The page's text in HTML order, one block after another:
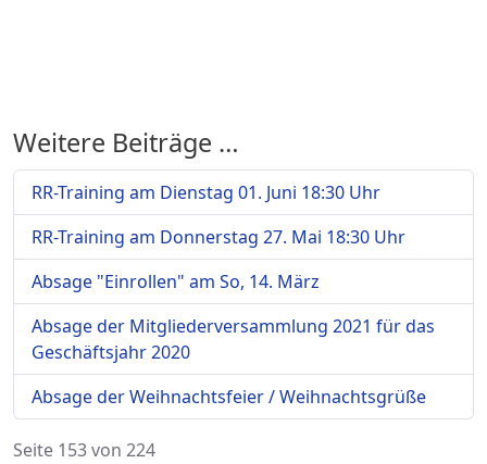
Weitere Beiträge …
RR-Training am Dienstag 01. Juni 18:30 Uhr
RR-Training am Donnerstag 27. Mai 18:30 Uhr
Absage "Einrollen" am So, 14. März
Absage der Mitgliederversammlung 2021 für das
Geschäftsjahr 2020
Absage der Weihnachtsfeier / Weihnachtsgrüße
Seite 153 von 224